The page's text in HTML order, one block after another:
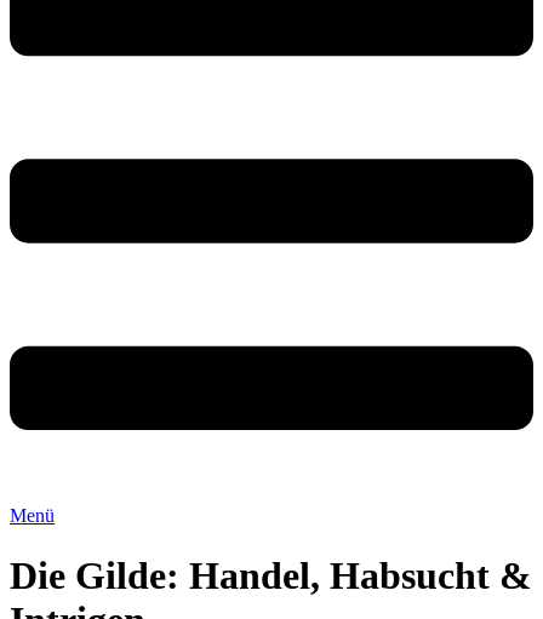
Menü
Die Gilde: Handel, Habsucht &